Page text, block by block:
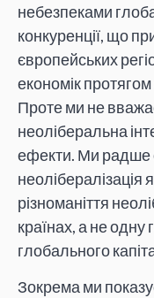
небезпеками
конкуренції, що
європейських
економік протягом
Проте ми не
неоліберальна
ефекти. Ми
різноманіття
країнах, а не
глобального
Зокрема ми